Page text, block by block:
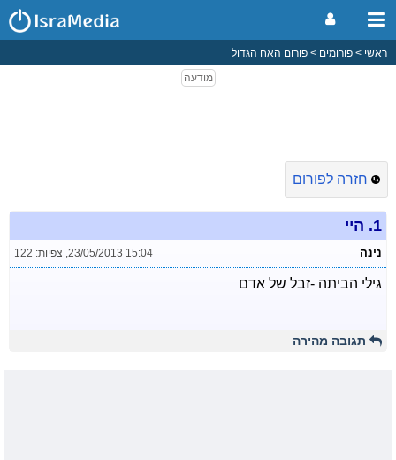
ראשי פורומים פורום האח הגדול
חזרה לפורום
1. היי
נינה 23/05/2013 15:04
, צפיות: 122
גילי הביתה -זבל של אדם
תגובה מהירה